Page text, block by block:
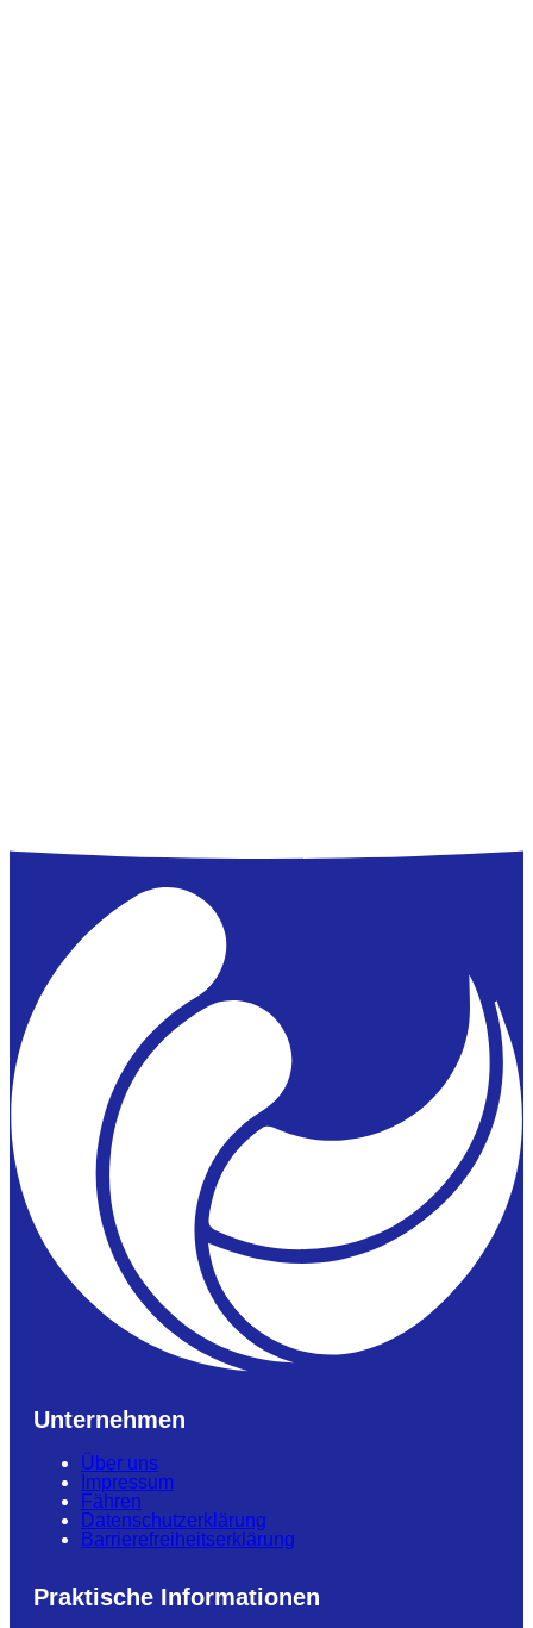
Unternehmen
Über uns
Impressum
Fähren
Datenschutzerklärung
Barrierefreiheitserklärung
Praktische Informationen